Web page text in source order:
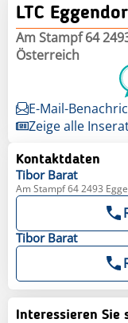
LTC
Am Stampf 64
Österreich
E-Mail-
Zeige alle
Kontaktdaten
Tibor Barat
Am Stampf 64 2493
Tibor Barat
Interessieren Sie